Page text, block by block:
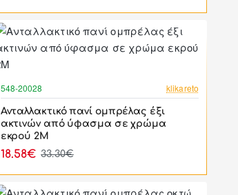
548-20028 klikareto
Ανταλλακτικό πανί ομπρέλας έξι
ακτινών από ύφασμα σε χρώμα
εκρού 2M
18.58€ 33.30€